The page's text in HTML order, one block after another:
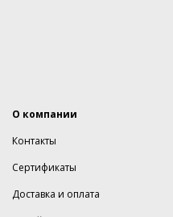
О компании
Контакты
Сертификаты
Доставка и оплата